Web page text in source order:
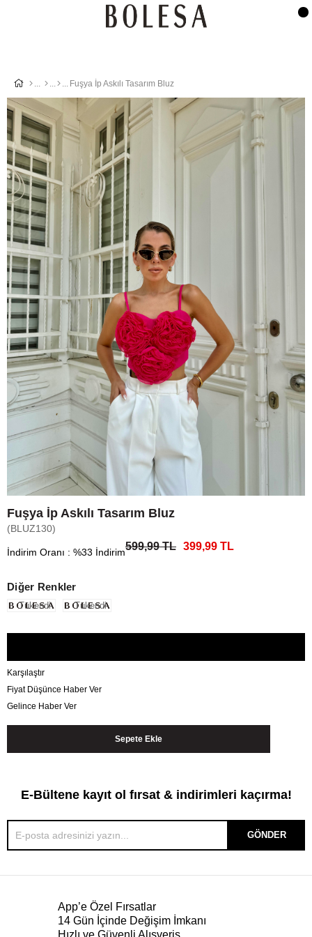
Fuşya İp Askılı Tasarım Bluz
Fuşya İp Askılı Tasarım Bluz
(BLUZ130)
İndirim Oranı : %33 İndirim599,99 TL 399,99 TL
Diğer Renkler
Tükendi Tükendi
Karşılaştır
Fiyat Düşünce Haber Ver
Gelince Haber Ver
E-Bültene kayıt ol fırsat & indirimleri kaçırma!
GÖNDER
App’e Özel Fırsatlar
14 Gün İçinde Değişim İmkanı
Hızlı ve Güvenli Alışveriş